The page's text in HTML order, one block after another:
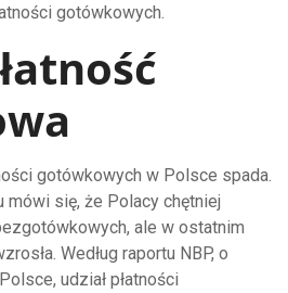
gotówkowych.
gotówkowych w Polsce spada.
mówi się, że Polacy chętniej
ale w ostatnim
Według raportu NBP, o
udział płatności